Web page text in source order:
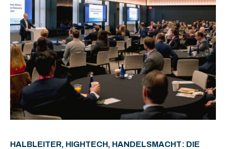
HALBLEITER, HIGHTECH, HANDELSMACHT: DIE